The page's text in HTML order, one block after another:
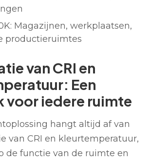
Magazijnen, werkplaatsen,
productieruimtes
van CRI en
Een
voor iedere ruimte
hangt altijd af van
van CRI en kleurtemperatuur,
de functie van de ruimte en